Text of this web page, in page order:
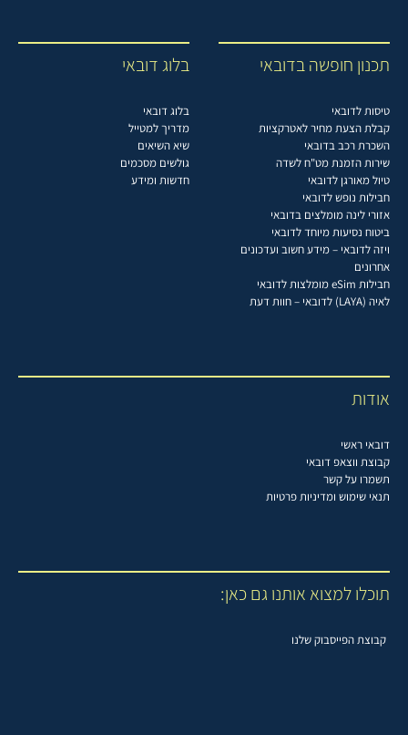
תכנון חופשה בדובאי
טיסות לדובאי
קבלת הצעת מחיר לאטרקציות
השכרת רכב בדובאי
שירות הזמנת מט"ח לשדה
טיול מאורגן לדובאי
חבילות נופש לדובאי
אזורי לינה מומלצים בדובאי
ביטוח נסיעות מיוחד לדובאי
ויזה לדובאי – מידע חשוב ועדכונים
אחרונים
חבילות eSim מומלצות לדובאי
לאיה (LAYA) לדובאי – חוות דעת
בלוג דובאי
בלוג דובאי
מדריך למטייל
שיא השיאים
גולשים מסכמים
חדשות ומידע
אודות
דובאי ראשי
קבוצת ווצאפ דובאי
תשמרו על קשר
תנאי שימוש ומדיניות פרטיות
תוכלו למצוא אותנו גם כאן:
קבוצת הפייסבוק שלנו